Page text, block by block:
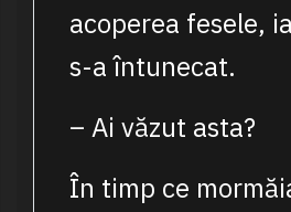
acoperea fesele,
s-a întunecat.
– Ai văzut asta?
În timp ce